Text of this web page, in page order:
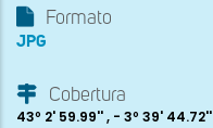
Formato
JPG
Cobertura
43º 2' 59.99'' , - 3º 39' 44.72''